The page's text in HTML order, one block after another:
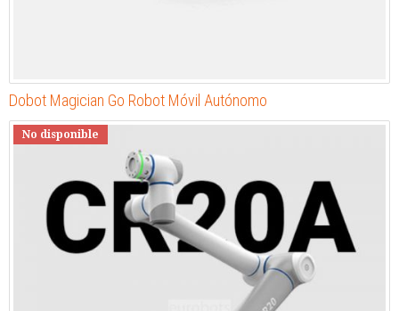
Dobot Magician Go Robot Móvil Autónomo
No disponible